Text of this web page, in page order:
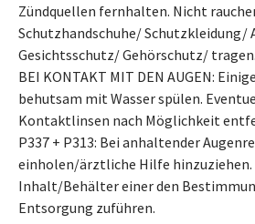
Zündquellen fernhalten. Nicht
Schutzhandschuhe/ Schutzkleidung/
Gesichtsschutz/ Gehörschutz/ tragen.
BEI KONTAKT MIT DEN AUGEN:
behutsam mit Wasser spülen.
Kontaktlinsen nach Möglichkeit
P337 + P313: Bei anhaltender
einholen/ärztliche Hilfe hinzuziehen.
Inhalt/Behältereiner den
Entsorgung zuführen.